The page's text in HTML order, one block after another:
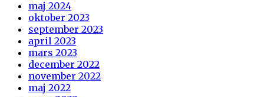
maj 2024
oktober 2023
september 2023
april 2023
mars 2023
december 2022
november 2022
maj 2022